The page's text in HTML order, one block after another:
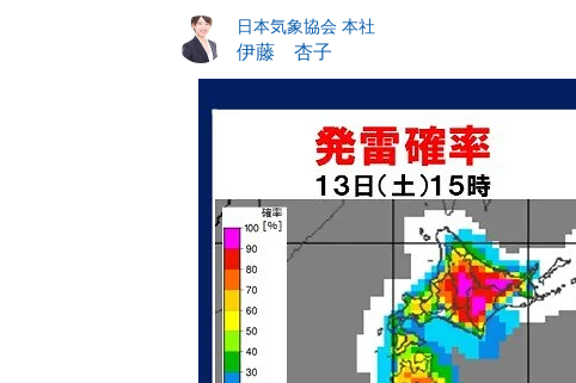
日本気象協会 本社
伊藤 杏子